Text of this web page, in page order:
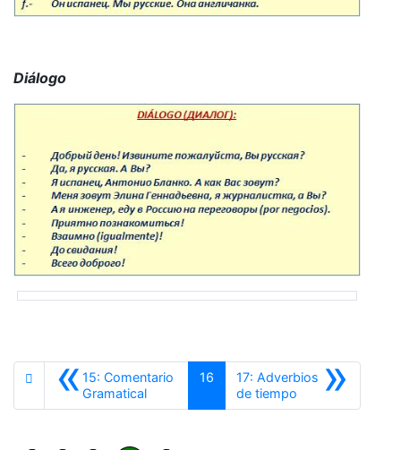
Diálogo
«15: Comentario
GramaticalAnterior
16 »
17: Adverbios
de tiempoSiguiente